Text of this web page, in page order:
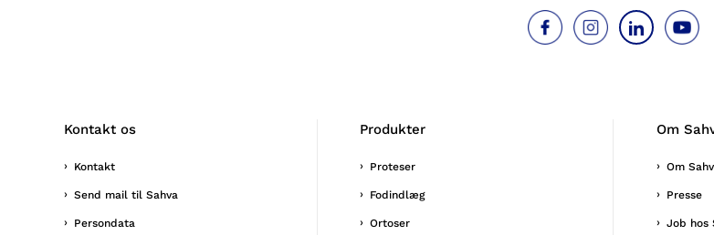
Kontakt os
Kontakt
Send mail til Sahva
Persondata
Produkter
Proteser
Fodindlæg
Ortoser
Om
Om
Presse
Job hos